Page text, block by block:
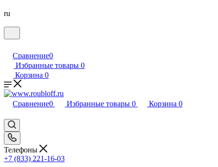
ru
Сравнение0
Избранные товары 0
Корзина 0
Сравнение0 Избранные товары 0 Корзина 0
Телефоны
+7 (833) 221-16-03